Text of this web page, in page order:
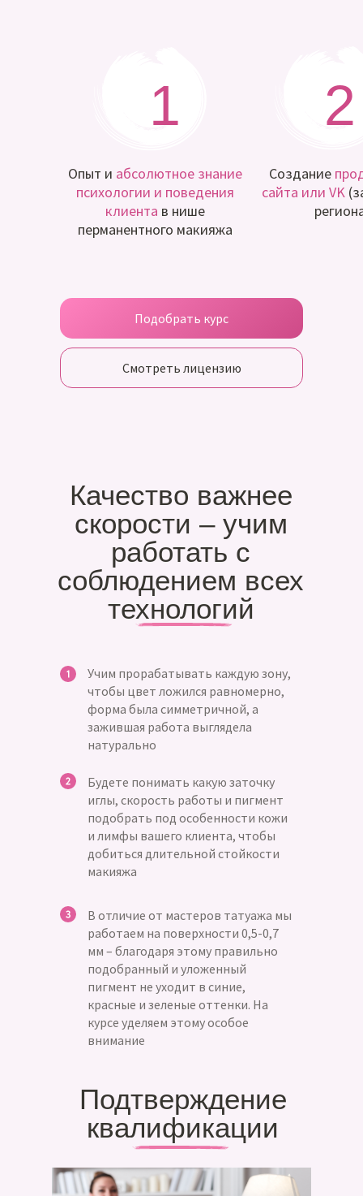
Опыт и абсолютное знание
психологии и поведения
клиента в нише
перманентного макияжа
Создание
сайта или VK
1 2
Подобрать курс
Смотреть лицензию
Качество важнее
скорости – учим
работать с
соблюдением всех
технологий
Учим прорабатывать каждую зону,
чтобы цвет ложился равномерно,
форма была симметричной, а
зажившая работа выглядела
натурально
Будете понимать какую заточку
иглы, скорость работы и пигмент
подобрать под особенности кожи
и лимфы вашего клиента, чтобы
добиться длительной стойкости
макияжа
В отличие от мастеров татуажа мы
работаем на поверхности 0,5-0,7
мм – благодаря этому правильно
подобранный и уложенный
пигмент не уходит в синие,
красные и зеленые оттенки. На
курсе уделяем этому особое
внимание
Подтверждение
квалификации